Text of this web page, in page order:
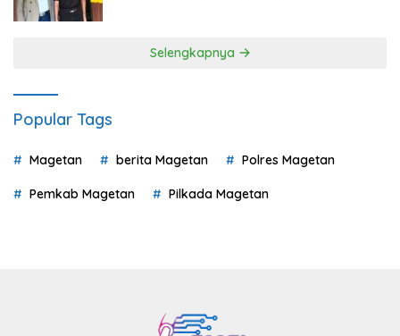
Selengkapnya
Popular Tags
Magetan berita Magetan Polres Magetan
Pemkab Magetan Pilkada Magetan